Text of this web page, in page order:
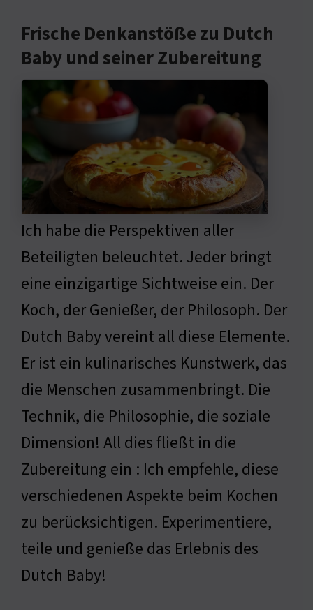
Frische Denkanstöße zu Dutch
Baby und seiner Zubereitung
Ich habe die Perspektiven aller
Beteiligten beleuchtet. Jeder bringt
eine einzigartige Sichtweise ein. Der
Koch, der Genießer, der Philosoph. Der
Dutch Baby vereint all diese Elemente.
Er ist ein kulinarisches Kunstwerk, das
die Menschen zusammenbringt. Die
Technik, die Philosophie, die soziale
Dimension! All dies fließt in die
Zubereitung ein : Ich empfehle, diese
verschiedenen Aspekte beim Kochen
zu berücksichtigen. Experimentiere,
teile und genieße das Erlebnis des
Dutch Baby!